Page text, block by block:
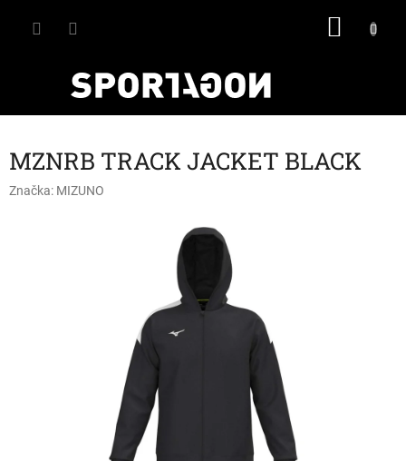
MZNRB TRACK JACKET BLACK
Značka: MIZUNO